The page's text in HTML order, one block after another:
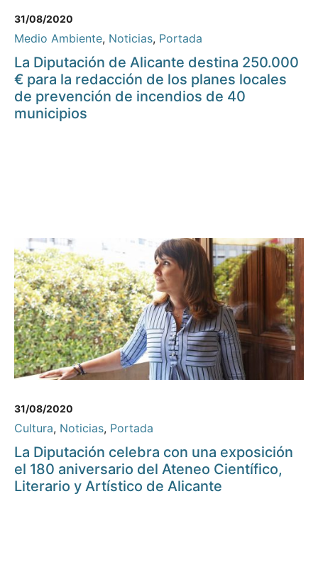
31/08/2020
Medio Ambiente, Noticias, Portada
La Diputación de Alicante destina 250.000
€ para la redacción de los planes locales
de prevención de incendios de 40
municipios
31/08/2020
Cultura, Noticias, Portada
La Diputación celebra con una exposición
el 180 aniversario del Ateneo Científico,
Literario y Artístico de Alicante